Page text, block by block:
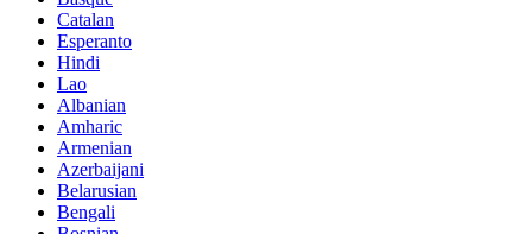
Catalan
Esperanto
Hindi
Lao
Albanian
Amharic
Armenian
Azerbaijani
Belarusian
Bengali